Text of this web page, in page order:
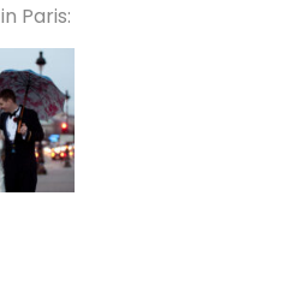
Paris: